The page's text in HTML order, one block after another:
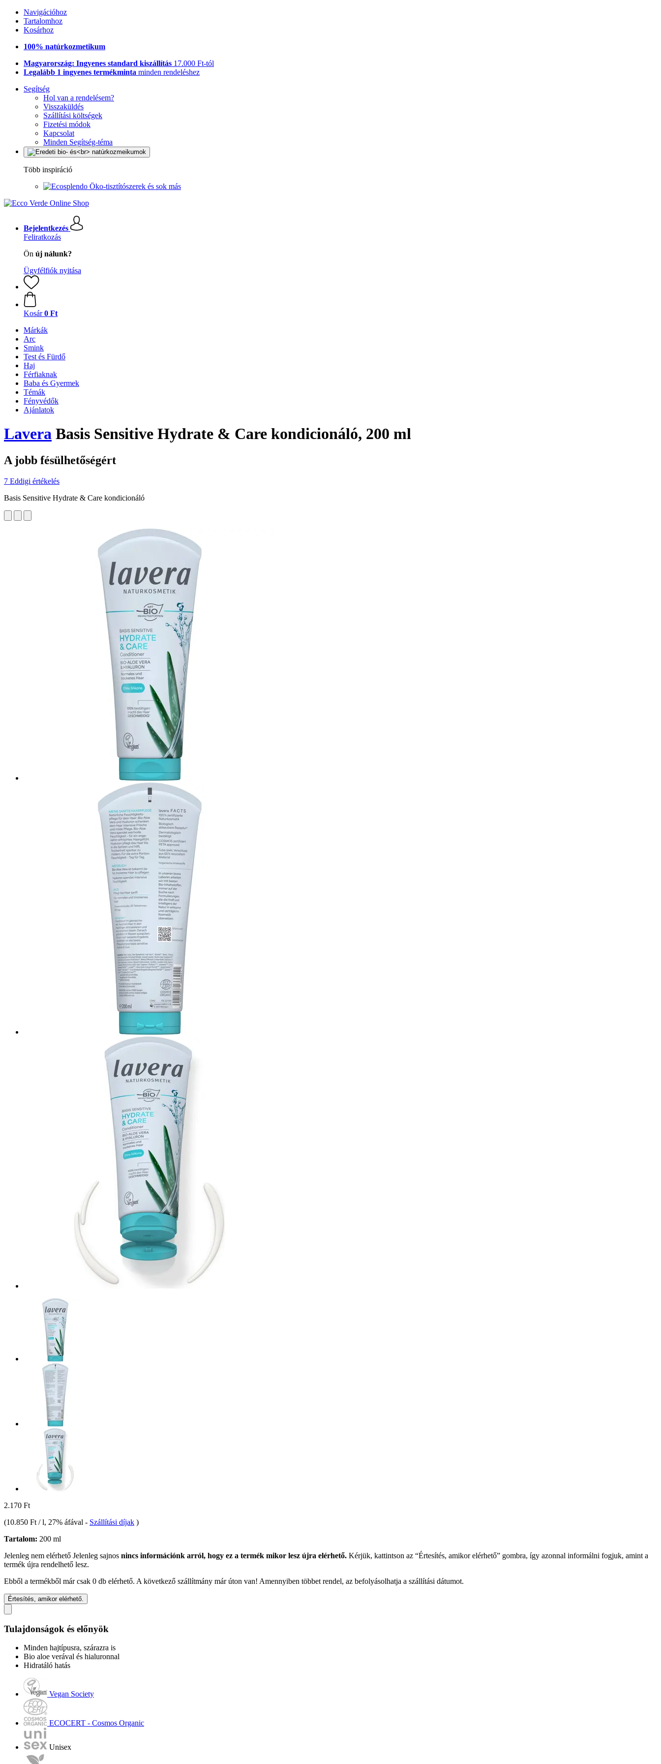
Navigációhoz
Tartalomhoz
Kosárhoz
100% natúrkozmetikum
Magyarország: Ingyenes standard kiszállítás 17.000 Ft-tól
Legalább 1 ingyenes termékminta minden rendeléshez
Segítség
Hol van a rendelésem?
Visszaküldés
Szállítási költségek
Fizetési módok
Kapcsolat
Minden Segítség-téma
Több inspiráció
Öko-tisztítószerek és sok más
Bejelentkezés
Feliratkozás
Ön új nálunk?
Ügyfélfiók nyitása
Kosár 0 Ft
Márkák
Arc
Smink
Test és Fürdő
Haj
Férfiaknak
Baba és Gyermek
Témák
Fényvédők
Ajánlatok
Lavera Basis Sensitive Hydrate & Care kondicionáló, 200 ml
A jobb fésülhetőségért
7 Eddigi értékelés
Basis Sensitive Hydrate & Care kondicionáló
2.170 Ft
(10.850 Ft / l, 27% áfával - Szállítási díjak )
Tartalom: 200 ml
Jelenleg nem elérhető Jelenleg sajnos nincs információnk arról, hogy ez a termék mikor lesz újra elérhető. Kérjük, kattintson az “Értesítés, amikor elérhető” gombra, így azonnal informálni fogjuk, amint a
termék újra rendelhető lesz.
Ebből a termékből már csak 0 db elérhető. A következő szállítmány már úton van! Amennyiben többet rendel, az befolyásolhatja a szállítási dátumot.
Értesítés, amikor elérhető.
Tulajdonságok és előnyök
Minden hajtípusra, szárazra is
Bio aloe verával és hialuronnal
Hidratáló hatás
Vegan Society
ECOCERT - Cosmos Organic
Unisex